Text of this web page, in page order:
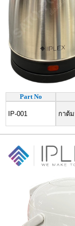
Part No
IP-001 กาต้